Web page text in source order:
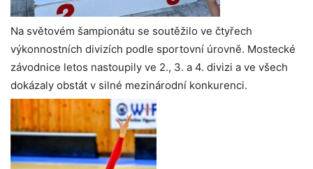
Na světovém šampionátu se soutěžilo ve čtyřech
výkonnostních divizích podle sportovní úrovně. Mostecké
závodnice letos nastoupily ve 2., 3. a 4. divizi a ve všech
dokázaly obstát v silné mezinárodní konkurenci.